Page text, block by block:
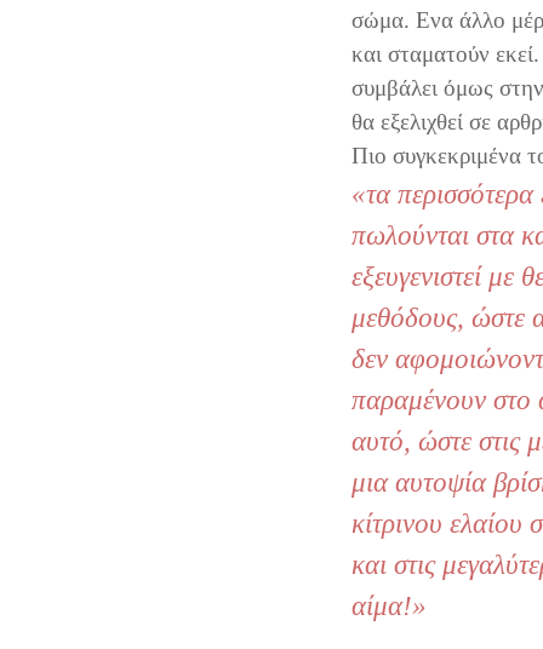
σώμα. Ενα άλλο
και σταματούν
συμβάλει όμως
θα εξελιχθεί σε
Πιο συγκεκριμένα
«τα
πωλούνται στα
εξευγενιστεί με
μεθόδους, ώστε
δεν
παραμένουν στο
αυτό, ώστε στις
μια αυτοψία
κίτρινου ελαίου
και στις
αίμα!»